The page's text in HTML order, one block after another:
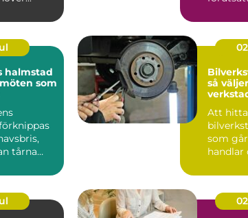
vä...
halmstad
som
tårna
m...
så
Att
som
handlar
För m...